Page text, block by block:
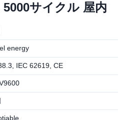
サイクル 屋内
energy
IEC 62619, CE